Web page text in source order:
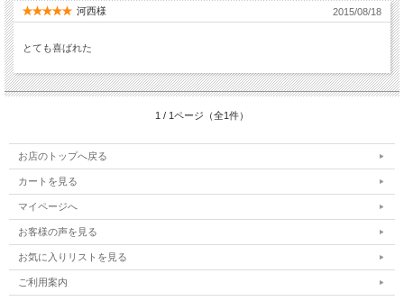
河西様 2015/08/18
とても喜ばれた
1 / 1ページ（全1件）
お店のトップへ戻る
カートを見る
マイページへ
お客様の声を見る
お気に入りリストを見る
ご利用案内